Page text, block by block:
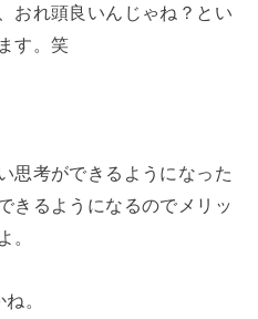
おれ頭良いんじゃね？とい
す。笑
思考ができるようになった
きるようになるのでメリッ
。
。